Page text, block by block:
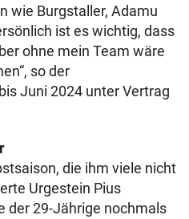
wie Burgstaller, Adamu
ist es wichtig, dass
ohne mein Team wäre
so der
Juni 2024 unter Vertrag
die ihm viele nicht
Urgestein Pius
der 29-Jährige nochmals